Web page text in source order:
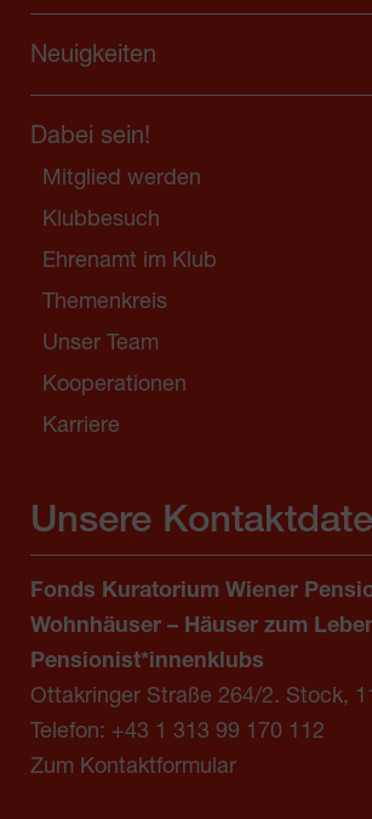
Neuigkeiten
Dabei sein!
Mitglied werden
Klubbesuch
Ehrenamt im Klub
Themenkreis
Unser Team
Kooperationen
Karriere
Unsere
Fonds Kuratorium Wiener
Wohnhäuser – Häuser zum
Pensionist*innenklubs
Ottakringer Straße 264/2. Stock,
Telefon: +43 1 313 99 170 112
Zum Kontaktformular